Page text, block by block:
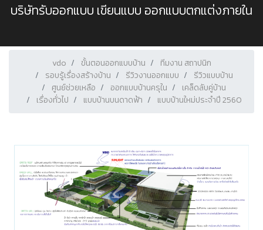
บริษัทรับออกแบบ เขียนแบบ ออกแบบตกแต่งภายใน
vdo ขั้นตอนออกแบบบ้าน
ทีมงาน สถาปนิก
รอบรู้เรื่องสร้างบ้าน
รีวิวงานออกแบบ
รีวิวแบบบ้าน
ศูนย์ช่วยเหลือ
ออกแบบบ้านครุใน
เคล็ดลับคู่บ้าน
เรื่องทั่วไป
แบบบ้านบนดาดฟ้า แบบบ้านใหม่ประจำปี 2560